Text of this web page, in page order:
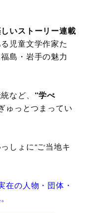
いストーリー連載
児童文学作家た
島・岩手の魅力
など、 “学べ
ゅっとつまってい
しょに“ご当地キ
在の人物・団体・